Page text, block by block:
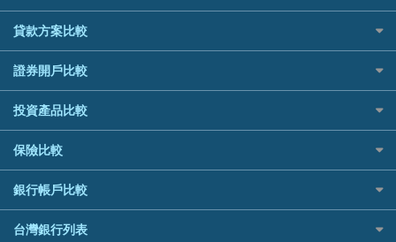
信用卡情境類別推薦
所有信用卡
精選推薦
國內外現金回饋
繳稅優惠
分期零利率優惠
首刷禮優惠
信用卡繳保費優惠
貸款方案比較
快速線上貸款推薦
最完整貸款資訊一次看
繳稅貸款
貸款計算機
車貸計算機
一般個人貸款
證券開戶比較
台股證券戶
美股證券戶
投資產品比較
機器人投資
加密貨幣
外幣定存
保險比較
住宅險
汽車保險
機車保險
銀行帳戶比較
財富管理帳戶
台灣銀行列表